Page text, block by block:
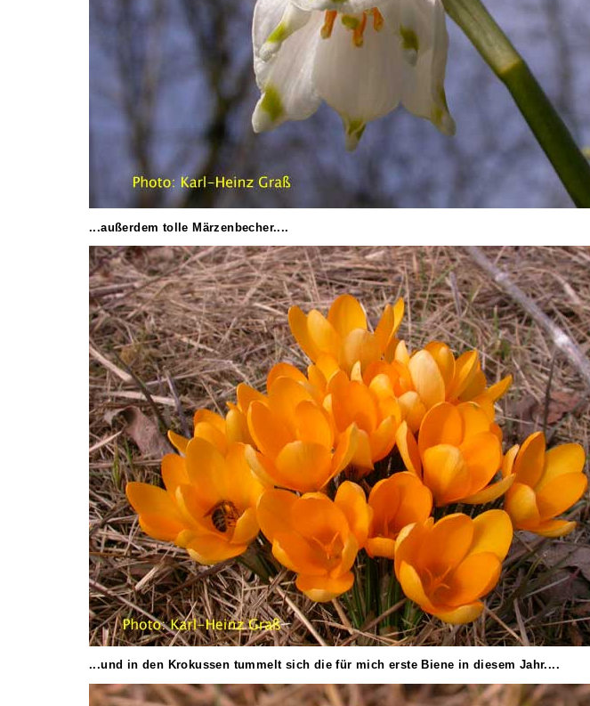
...außerdem tolle Märzenbecher....
...und in den Krokussen tummelt sich die für mich erste Biene in diesem Jahr....